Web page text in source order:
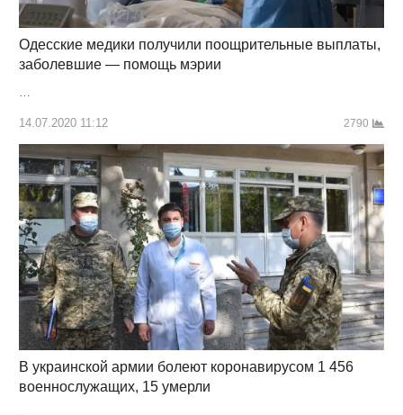
Одесские медики получили поощрительные выплаты,
заболевшие — помощь мэрии
…
14.07.2020 11:12 2790
В украинской армии болеют коронавирусом 1 456
военнослужащих, 15 умерли